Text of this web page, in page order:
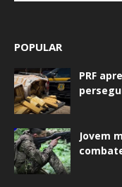
POPULAR
PRF
Jovem